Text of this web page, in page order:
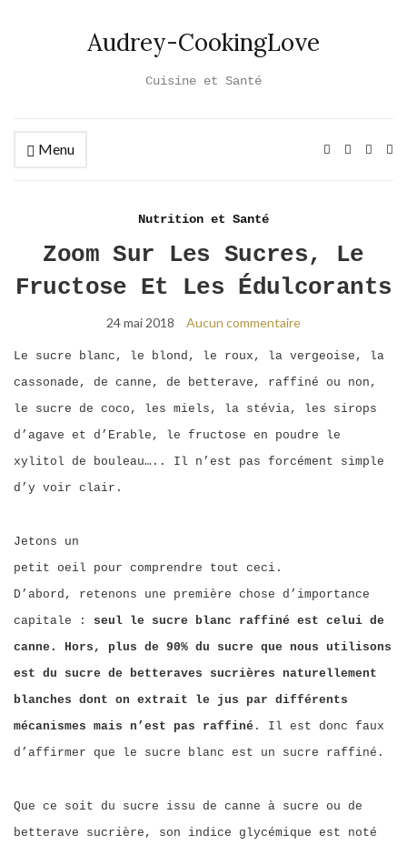
Audrey-CookingLove
Cuisine et Santé
Menu
Nutrition et Santé
Zoom Sur Les Sucres, Le
Fructose Et Les Édulcorants
24 mai 2018 Aucun commentaire
Le sucre blanc, le blond, le roux, la vergeoise, la
cassonade, de canne, de betterave, raffiné ou non,
le sucre de coco, les miels, la stévia, les sirops
d’agave et d’Erable, le fructose en poudre le
xylitol de bouleau….. Il n’est pas forcément simple
d’y voir clair.
Jetons un
petit oeil pour comprendre tout ceci.
D’abord, retenons une première chose d’importance
capitale : seul le sucre blanc raffiné est celui de
canne. Hors, plus de 90% du sucre que nous utilisons
est du sucre de betteraves sucrières naturellement
blanches dont on extrait le jus par différents
mécanismes mais n’est pas raffiné . Il est donc faux
d’affirmer que le sucre blanc est un sucre raffiné.
Que ce soit du sucre issu de canne à sucre ou de
betterave sucrière, son indice glycémique est noté